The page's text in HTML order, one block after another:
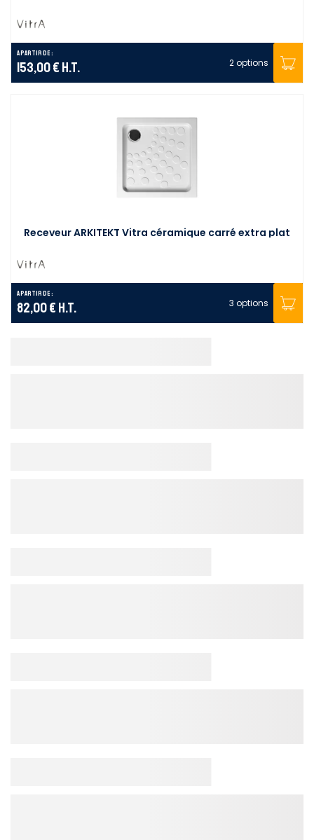
A partir de :
153,00 € H.T. 2 options
Receveur ARKITEKT Vitra céramique carré extra plat
A partir de :
82,00 € H.T. 3 options